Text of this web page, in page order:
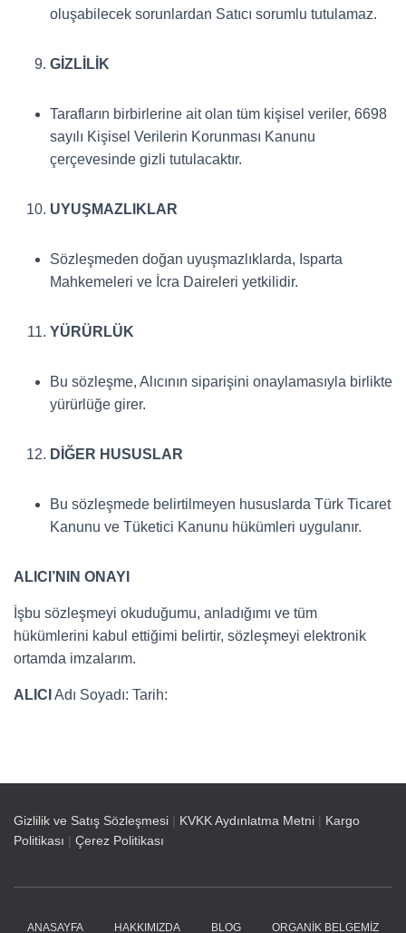
oluşabilecek sorunlardan Satıcı sorumlu tutulamaz.
GİZLİLİK
Tarafların birbirlerine ait olan tüm kişisel veriler, 6698
sayılı Kişisel Verilerin Korunması Kanunu
çerçevesinde gizli tutulacaktır.
UYUŞMAZLIKLAR
Sözleşmeden doğan uyuşmazlıklarda, Isparta
Mahkemeleri ve İcra Daireleri yetkilidir.
YÜRÜRLÜK
Bu sözleşme, Alıcının siparişini onaylamasıyla birlikte
yürürlüğe girer.
DİĞER HUSUSLAR
Bu sözleşmede belirtilmeyen hususlarda Türk Ticaret
Kanunu ve Tüketici Kanunu hükümleri uygulanır.
ALICI’NIN ONAYI
İşbu sözleşmeyi okuduğumu, anladığımı ve tüm
hükümlerini kabul ettiğimi belirtir, sözleşmeyi elektronik
ortamda imzalarım.
ALICI Adı Soyadı: Tarih:
Gizlilik ve Satış Sözleşmesi | KVKK Aydınlatma Metni | Kargo
Politikası | Çerez Politikası
ANASAYFA HAKKIMIZDA BLOG ORGANIK BELGEMIZ